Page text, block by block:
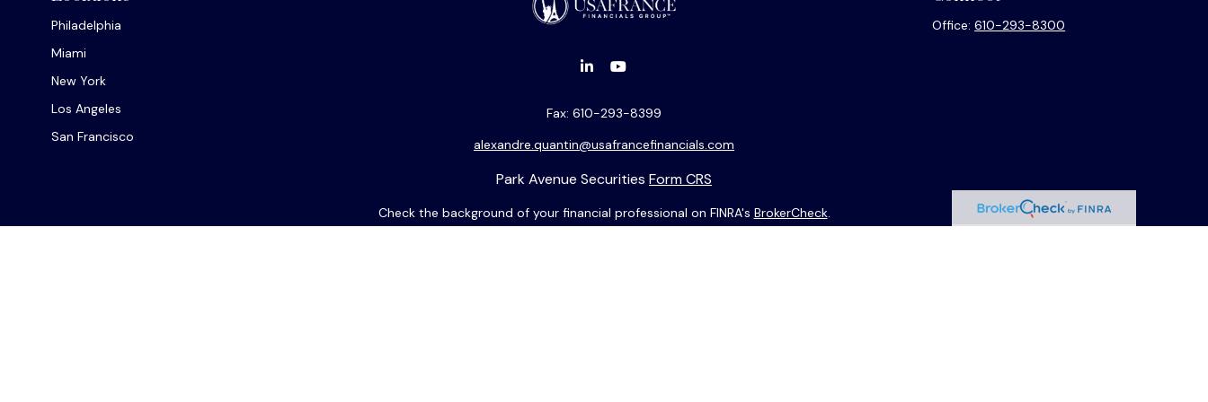
Philadelphia
Miami
New York
Los Angeles
San Francisco
Fax: 610-293-8399
alexandre.quantin@usafrancefinancials.com
Office:610-293-8300
Park Avenue Securities Form CRS
Check the background of your financial professional on FINRA's BrokerCheck.